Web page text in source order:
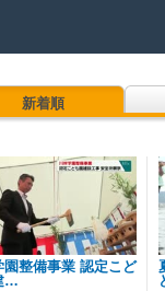
新着順
園整備事業 認定こど
…